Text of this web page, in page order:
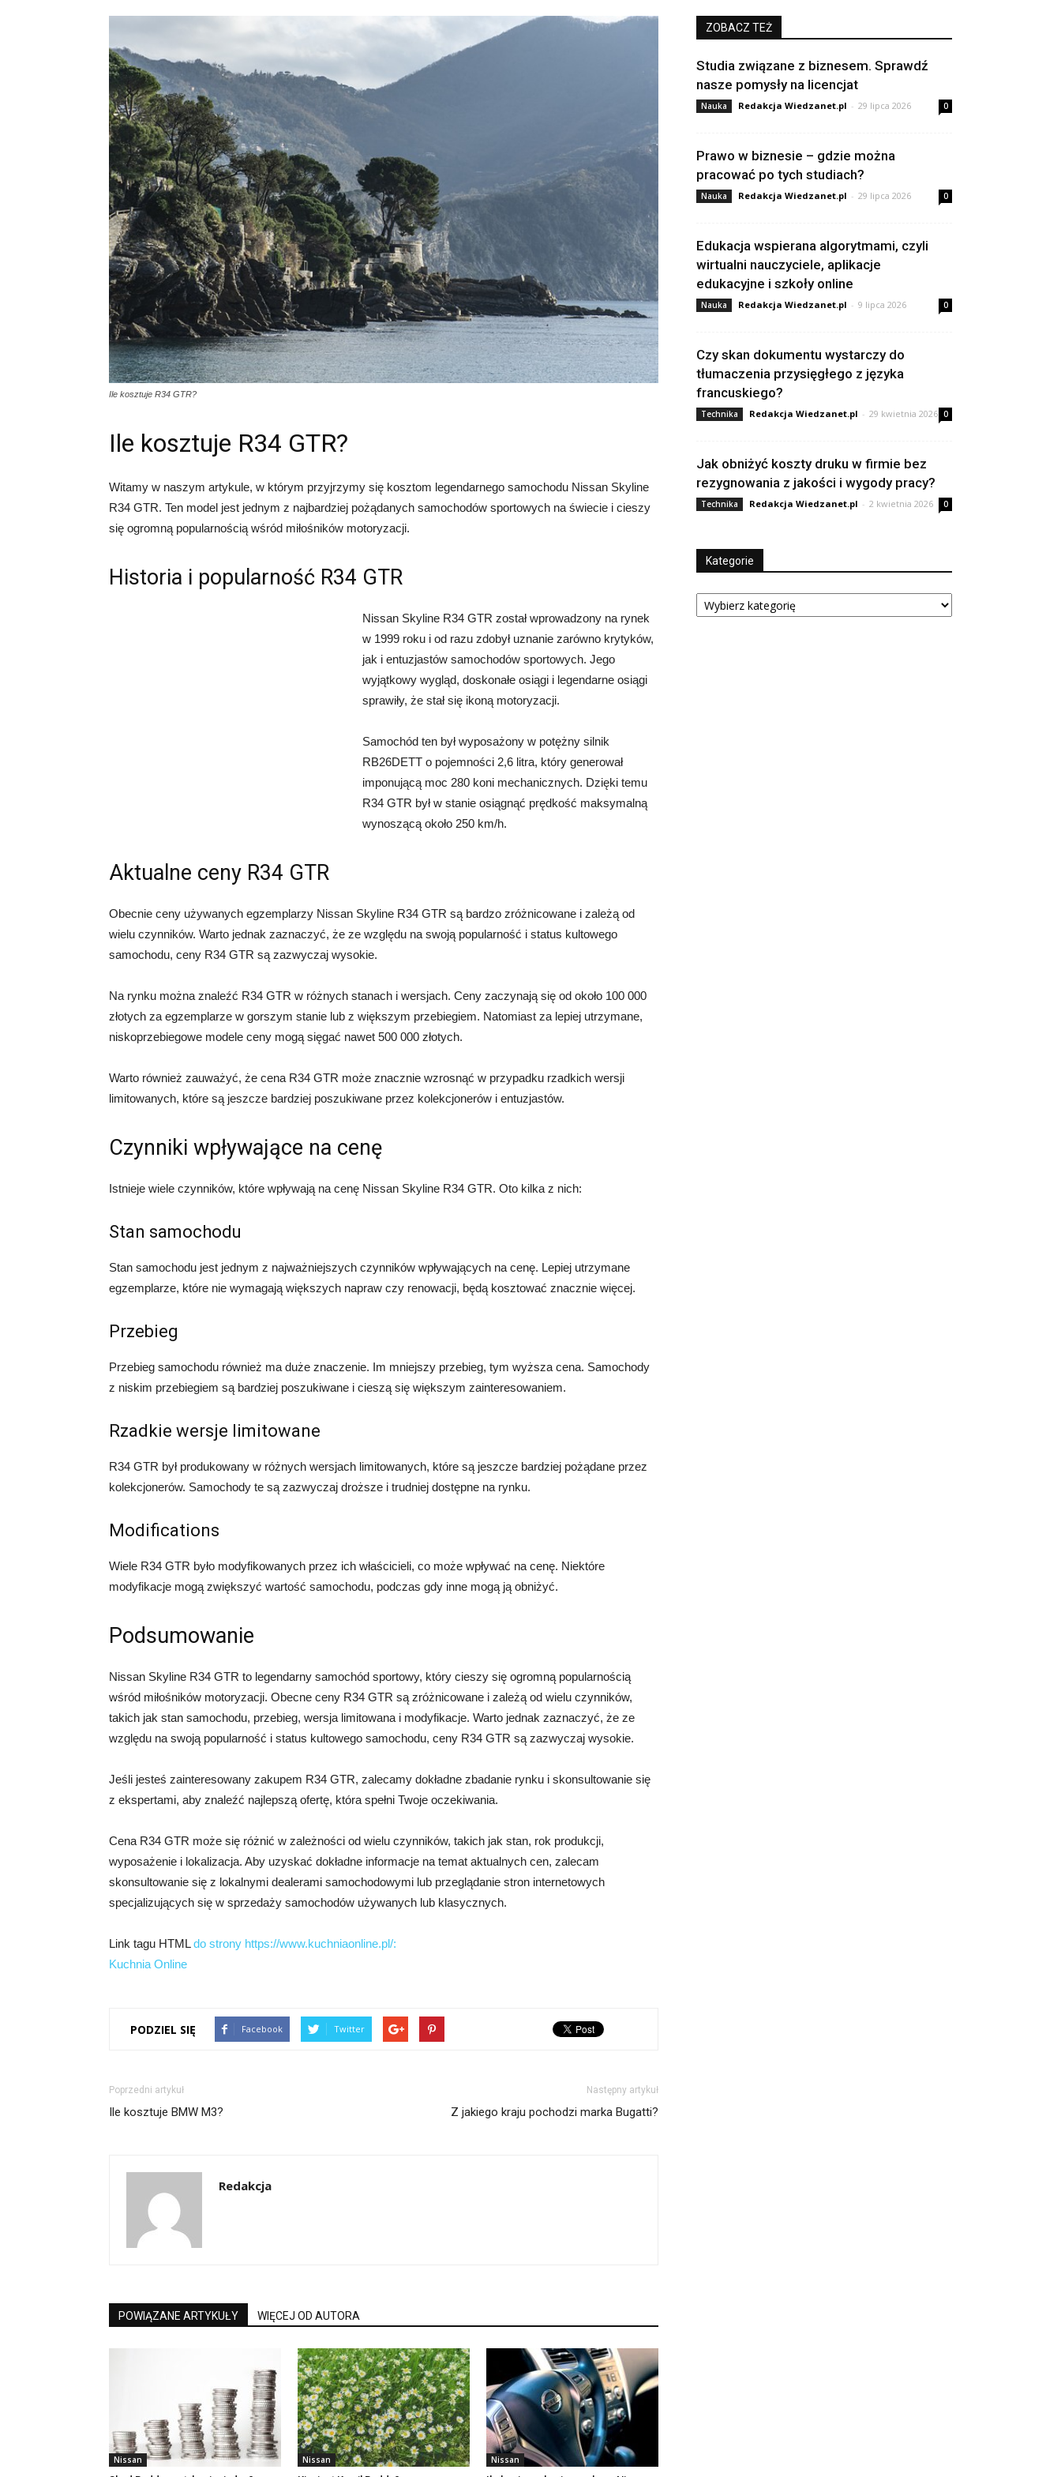
Ile kosztuje R34 GTR?
Ile kosztuje R34 GTR?
Witamy w naszym artykule, w którym przyjrzymy się kosztom legendarnego samochodu Nissan Skyline
R34 GTR. Ten model jest jednym z najbardziej pożądanych samochodów sportowych na świecie i cieszy
się ogromną popularnością wśród miłośników motoryzacji.
Historia i popularność R34 GTR
Nissan Skyline R34 GTR został wprowadzony na rynek
w 1999 roku i od razu zdobył uznanie zarówno krytyków,
jak i entuzjastów samochodów sportowych. Jego
wyjątkowy wygląd, doskonałe osiągi i legendarne osiągi
sprawiły, że stał się ikoną motoryzacji.
Samochód ten był wyposażony w potężny silnik
RB26DETT o pojemności 2,6 litra, który generował
imponującą moc 280 koni mechanicznych. Dzięki temu
R34 GTR był w stanie osiągnąć prędkość maksymalną
wynoszącą około 250 km/h.
Aktualne ceny R34 GTR
Obecnie ceny używanych egzemplarzy Nissan Skyline R34 GTR są bardzo zróżnicowane i zależą od
wielu czynników. Warto jednak zaznaczyć, że ze względu na swoją popularność i status kultowego
samochodu, ceny R34 GTR są zazwyczaj wysokie.
Na rynku można znaleźć R34 GTR w różnych stanach i wersjach. Ceny zaczynają się od około 100 000
złotych za egzemplarze w gorszym stanie lub z większym przebiegiem. Natomiast za lepiej utrzymane,
niskoprzebiegowe modele ceny mogą sięgać nawet 500 000 złotych.
Warto również zauważyć, że cena R34 GTR może znacznie wzrosnąć w przypadku rzadkich wersji
limitowanych, które są jeszcze bardziej poszukiwane przez kolekcjonerów i entuzjastów.
Czynniki wpływające na cenę
Istnieje wiele czynników, które wpływają na cenę Nissan Skyline R34 GTR. Oto kilka z nich:
Stan samochodu
Stan samochodu jest jednym z najważniejszych czynników wpływających na cenę. Lepiej utrzymane
egzemplarze, które nie wymagają większych napraw czy renowacji, będą kosztować znacznie więcej.
Przebieg
Przebieg samochodu również ma duże znaczenie. Im mniejszy przebieg, tym wyższa cena. Samochody
z niskim przebiegiem są bardziej poszukiwane i cieszą się większym zainteresowaniem.
Rzadkie wersje limitowane
R34 GTR był produkowany w różnych wersjach limitowanych, które są jeszcze bardziej pożądane przez
kolekcjonerów. Samochody te są zazwyczaj droższe i trudniej dostępne na rynku.
Modifications
Wiele R34 GTR było modyfikowanych przez ich właścicieli, co może wpływać na cenę. Niektóre
modyfikacje mogą zwiększyć wartość samochodu, podczas gdy inne mogą ją obniżyć.
Podsumowanie
Nissan Skyline R34 GTR to legendarny samochód sportowy, który cieszy się ogromną popularnością
wśród miłośników motoryzacji. Obecne ceny R34 GTR są zróżnicowane i zależą od wielu czynników,
takich jak stan samochodu, przebieg, wersja limitowana i modyfikacje. Warto jednak zaznaczyć, że ze
względu na swoją popularność i status kultowego samochodu, ceny R34 GTR są zazwyczaj wysokie.
Jeśli jesteś zainteresowany zakupem R34 GTR, zalecamy dokładne zbadanie rynku i skonsultowanie się
z ekspertami, aby znaleźć najlepszą ofertę, która spełni Twoje oczekiwania.
Cena R34 GTR może się różnić w zależności od wielu czynników, takich jak stan, rok produkcji,
wyposażenie i lokalizacja. Aby uzyskać dokładne informacje na temat aktualnych cen, zalecam
skonsultowanie się z lokalnymi dealerami samochodowymi lub przeglądanie stron internetowych
specjalizujących się w sprzedaży samochodów używanych lub klasycznych.
Link tagu HTMLdo strony https://www.kuchniaonline.pl/:
Kuchnia Online
PODZIEL SIĘ Facebook Twitter
Poprzedni artykuł
Ile kosztuje BMW M3?
Następny artykuł
Z jakiego kraju pochodzi marka Bugatti?
Redakcja
POWIĄZANE ARTYKUŁY WIĘCEJ OD AUTORA
Nissan Nissan Nissan
ZOBACZ TEŻ
Studia związane z biznesem. Sprawdź
nasze pomysły na licencjat
Nauka Redakcja Wiedzanet.pl - 29 lipca 2026 0
Prawo w biznesie – gdzie można
pracować po tych studiach?
Nauka Redakcja Wiedzanet.pl - 29 lipca 2026 0
Edukacja wspierana algorytmami, czyli
wirtualni nauczyciele, aplikacje
edukacyjne i szkoły online
Nauka Redakcja Wiedzanet.pl - 9 lipca 2026 0
Czy skan dokumentu wystarczy do
tłumaczenia przysięgłego z języka
francuskiego?
Technika Redakcja Wiedzanet.pl - 29 kwietnia 2026 0
Jak obniżyć koszty druku w firmie bez
rezygnowania z jakości i wygody pracy?
Technika Redakcja Wiedzanet.pl - 2 kwietnia 2026 0
Kategorie
Kategorie